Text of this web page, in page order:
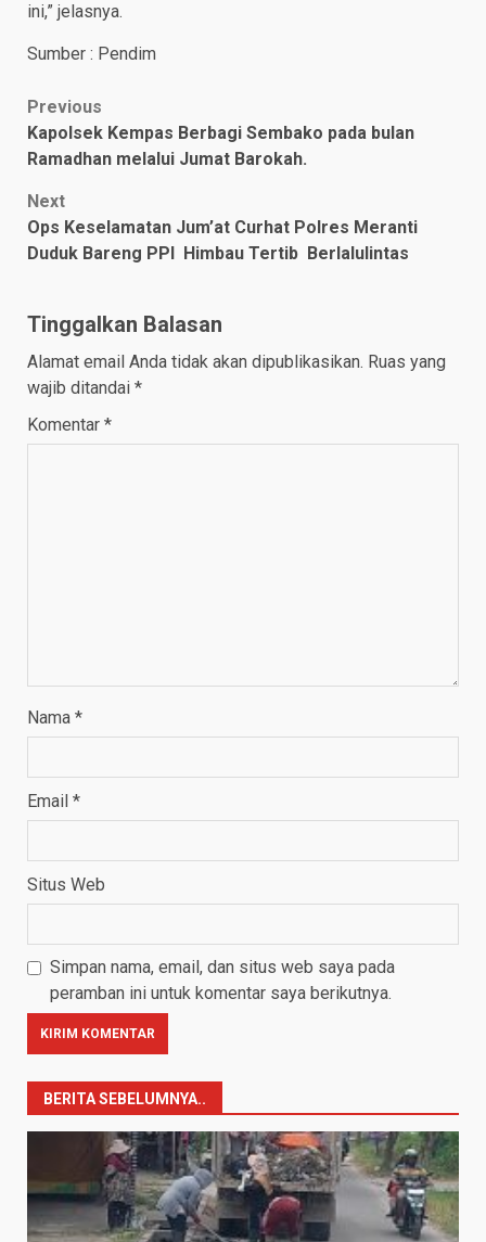
ini,” jelasnya.
Sumber : Pendim
Post
navigation
Previous
Kapolsek Kempas Berbagi Sembako pada bulan
Ramadhan melalui Jumat Barokah.
Next
Ops Keselamatan Jum’at Curhat Polres Meranti
Duduk Bareng PPI Himbau Tertib Berlalulintas
Tinggalkan Balasan
Alamat email Anda tidak akan dipublikasikan. Ruas yang
wajib ditandai *
Komentar *
Nama *
Email *
Situs Web
Simpan nama, email, dan situs web saya pada
peramban ini untuk komentar saya berikutnya.
BERITA SEBELUMNYA..